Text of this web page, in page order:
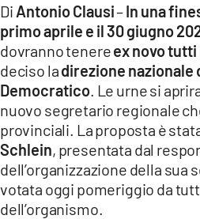
Network
LACPLAY.IT
LACTV.IT
LACONAIR.IT
LACITYMAG.IT
ILREGGINO.IT
Di Antonio Clausi–In una
primo aprile e il 30 giugno
dovranno tenereex novo
deciso ladirezione nazionale
Democratico . Le urne si
nuovo segretario regionale
provinciali. La proposta è
Schlein, presentata dal
dell’organizzazione della sua
votata oggi pomeriggio da
dell’organismo.